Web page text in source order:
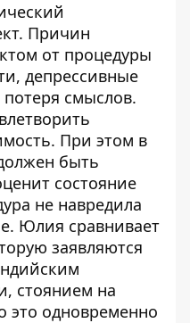
Причин
от процедуры
депрессивные
смыслов.
При этом в
быть
состояние
не навредила
Юлия сравнивает
заявляются
стоянием на
это одновременно